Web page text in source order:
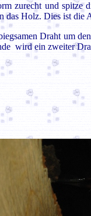
zurecht und spitze
das Holz. Dies ist die
Draht um
wird ein zweiter